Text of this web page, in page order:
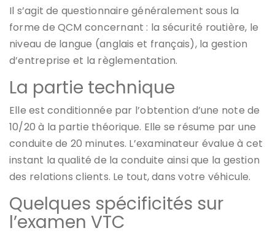
Il s’agit de questionnaire généralement sous la
forme de QCM concernant : la sécurité routière, le
niveau de langue (anglais et français), la gestion
d’entreprise et la règlementation.
La partie technique
Elle est conditionnée par l’obtention d’une note de
10/20 à la partie théorique. Elle se résume par une
conduite de 20 minutes. L’examinateur évalue à cet
instant la qualité de la conduite ainsi que la gestion
des relations clients. Le tout, dans votre véhicule.
Quelques spécificités sur
l’examen VTC